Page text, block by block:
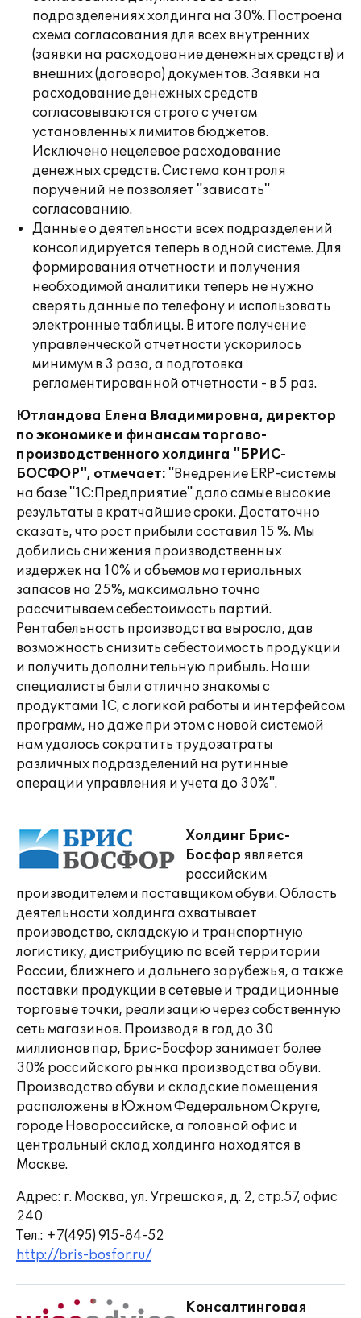
подразделениях холдинга на 30%. Построена
схема согласования для всех внутренних
(заявки на расходование денежных средств) и
внешних (договора) документов. Заявки на
расходование денежных средств
согласовываются строго с учетом
установленных лимитов бюджетов.
Исключено нецелевое расходование
денежных средств. Система контроля
поручений не позволяет "зависать"
согласованию.
Данные о деятельности всех подразделений
консолидируется теперь в одной системе. Для
формирования отчетности и получения
необходимой аналитики теперь не нужно
сверять данные по телефону и использовать
электронные таблицы. В итоге получение
управленческой отчетности ускорилось
минимум в 3 раза, а подготовка
регламентированной отчетности - в 5 раз.
Ютландова Елена Владимировна, директор
по экономике и финансам торгово-
производственного холдинга "БРИС-
БОСФОР", отмечает: "Внедрение ERP-системы
на базе "1С:Предприятие" дало самые высокие
результаты в кратчайшие сроки. Достаточно
сказать, что рост прибыли составил 15 %. Мы
добились снижения производственных
издержек на 10% и объемов материальных
запасов на 25%, максимально точно
рассчитываем себестоимость партий.
Рентабельность производства выросла, дав
возможность снизить себестоимость продукции
и получить дополнительную прибыль. Наши
специалисты были отлично знакомы с
продуктами 1С, с логикой работы и интерфейсом
программ, но даже при этом с новой системой
нам удалось сократить трудозатраты
различных подразделений на рутинные
операции управления и учета до 30%".
Холдинг Брис-
Босфор является
российским
производителем и поставщиком обуви. Область
деятельности холдинга охватывает
производство, складскую и транспортную
логистику, дистрибуцию по всей территории
России, ближнего и дальнего зарубежья, а также
поставки продукции в сетевые и традиционные
торговые точки, реализацию через собственную
сеть магазинов. Производя в год до 30
миллионов пар, Брис-Босфор занимает более
30% российского рынка производства обуви.
Производство обуви и складские помещения
расположены в Южном Федеральном Округе,
городе Новороссийске, а головной офис и
центральный склад холдинга находятся в
Москве.
Адрес: г. Москва, ул. Угрешская, д. 2, стр.57, офис
240
Тел.: +7(495) 915-84-52
http://bris-bosfor.ru/
Консалтинговая